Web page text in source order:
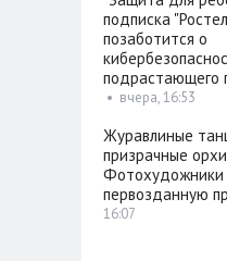
подписка
позаботится о
подрастающего
• вчера, 16:53
Журавлиные
призрачные
Фотохудожники
первозданную
16:07